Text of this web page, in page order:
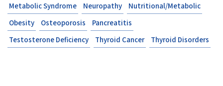
Metabolic Syndrome
Neuropathy
Nutritional/Metabolic
Obesity
Osteoporosis
Pancreatitis
Testosterone Deficiency
Thyroid Cancer Thyroid Disorders